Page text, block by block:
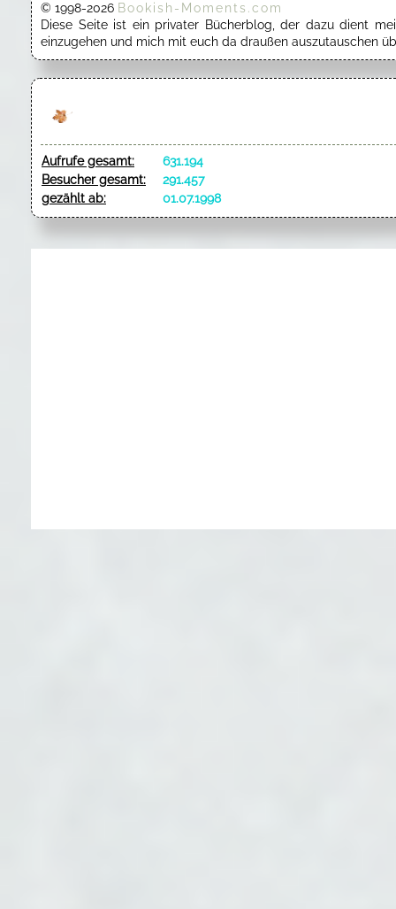
© 1998-2026 Bookish-Moments.com
Diese Seite ist ein privater Bücherblog, der dazu dient
einzugehen und mich mit euch da draußen auszutauschen
Aufrufe gesamt:
631.194
Besucher gesamt:
291.457
gezählt ab:
01.07.1998